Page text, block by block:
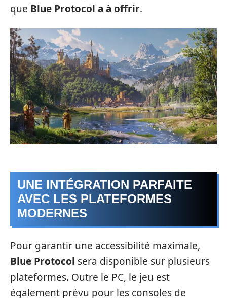
que Blue Protocol a à offrir.
UNE INTÉGRATION PARFAITE
AVEC LES PLATEFORMES
MODERNES
Pour garantir une accessibilité maximale,
Blue Protocol sera disponible sur plusieurs
plateformes. Outre le PC, le jeu est
également prévu pour les consoles de